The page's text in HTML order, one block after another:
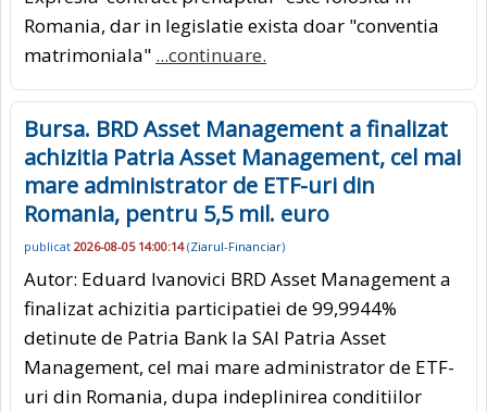
Romania, dar in legislatie exista doar "conventia
matrimoniala" ...continuare.
Bursa. BRD Asset Management a finalizat
achizitia Patria Asset Management, cel mai
mare administrator de ETF-uri din
Romania, pentru 5,5 mil. euro
publicat 2026-08-05 14:00:14(Ziarul-Financiar)
Autor: Eduard Ivanovici BRD Asset Management a
finalizat achizitia participatiei de 99,9944%
detinute de Patria Bank la SAI Patria Asset
Management, cel mai mare administrator de ETF-
uri din Romania, dupa indeplinirea conditiilor